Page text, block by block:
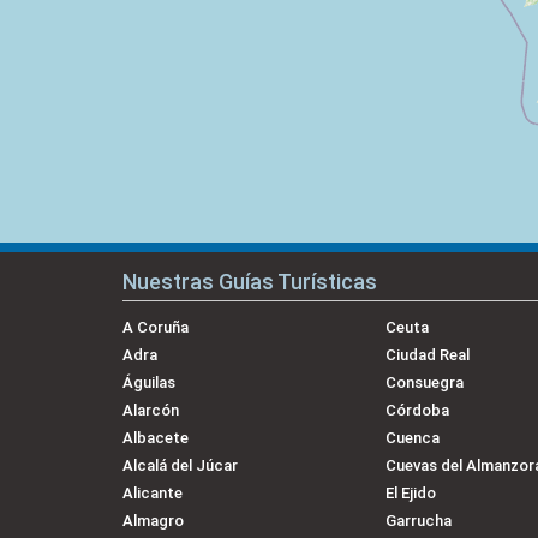
Nuestras Guías Turísticas
A Coruña
Adra
Águilas
Alarcón
Albacete
Alcalá del Júcar
Alicante
Almagro
Ceuta
Ciudad Real
Consuegra
Córdoba
Cuenca
Cuevas del
El Ejido
Garrucha